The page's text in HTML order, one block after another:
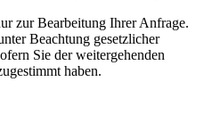
zur Bearbeitung Ihrer Anfrage.
Beachtung gesetzlicher
Sie der weitergehenden
haben.